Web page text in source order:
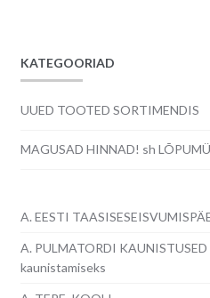
KATEGOORIAD
UUED TOOTED SORTIMENDIS
MAGUSAD HINNAD! sh
A. EESTI
A. PULMATORDI
kaunistamiseks